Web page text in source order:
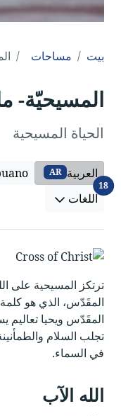
بيت مساحات
المسيحيّة-
الحياة المسيحية
العربية AR
اللغات
18اللغات
ترتكز المسيحية على
المقَدّس، الذي هو
المقَدّس ويحيا تعاليم
تجلب السلام
في السماء.
الله الآب